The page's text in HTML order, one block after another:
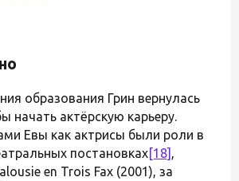
образования Грин вернулась
начать актёрскую карьеру.
Евы как актрисы были роли в
постановках[18] ,
en Trois Fax (2001), за